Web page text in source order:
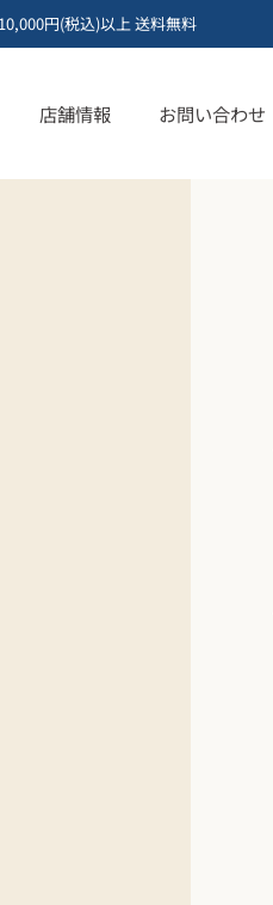
円(税込)以上 送料無料
店舗情報 お問い合わせ